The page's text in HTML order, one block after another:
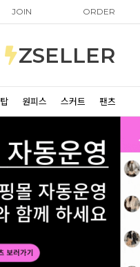
JOIN ORDER
ZSELLER
탑 원피스 스커트 팬츠